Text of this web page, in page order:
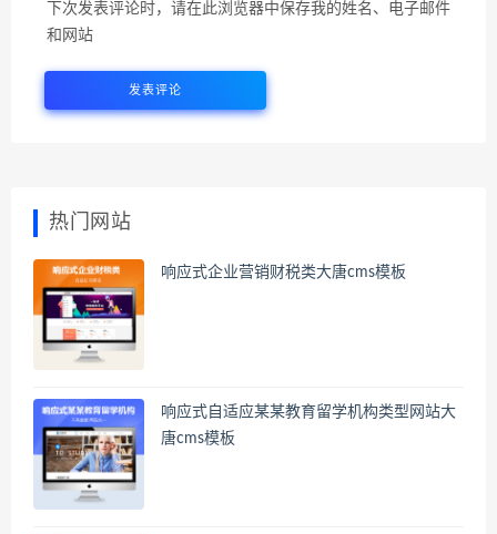
下次发表评论时，请在此浏览器中保存我的姓名、电子邮件
和网站
热门网站
响应式企业营销财税类大唐cms模板
响应式自适应某某教育留学机构类型网站大
唐cms模板